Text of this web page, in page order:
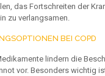
das Fortschreiten der
zu verlangsamen.
BEI COPD
lindern die
vor. Besonders wichtig